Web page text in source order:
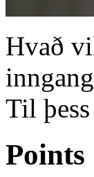
Hvað
Til
Points